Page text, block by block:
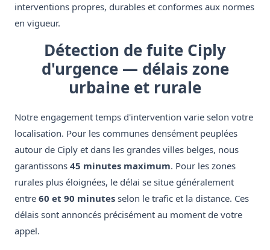
interventions propres, durables et conformes aux normes
en vigueur.
Détection de fuite Ciply
d'urgence — délais zone
urbaine et rurale
Notre engagement temps d'intervention varie selon votre
localisation. Pour les communes densément peuplées
autour de Ciply et dans les grandes villes belges, nous
garantissons 45 minutes maximum. Pour les zones
rurales plus éloignées, le délai se situe généralement
entre 60 et 90 minutes selon le trafic et la distance. Ces
délais sont annoncés précisément au moment de votre
appel.